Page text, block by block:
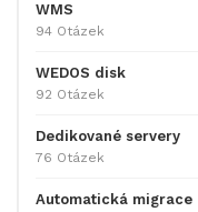
WMS
94 Otázek
WEDOS disk
92 Otázek
Dedikované servery
76 Otázek
Automatická migrace